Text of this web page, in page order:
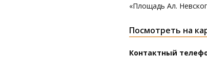
«Площадь Ал.
Посмотреть на
Контактный